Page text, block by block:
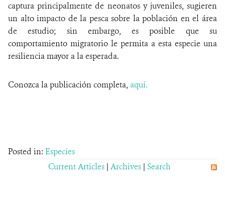
captura principalmente de neonatos y juveniles, sugieren
un alto impacto de la pesca sobre la población en el área
de estudio; sin embargo, es posible que su
comportamiento migratorio le permita a esta especie una
resiliencia mayor a la esperada.
Conozca la publicación completa, aquí.
Posted in: Especies
Current Articles | Archives | Search